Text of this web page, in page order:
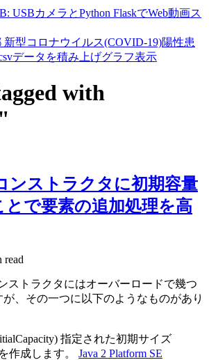
USBカメラとPython FlaskでWeb動画ス
新型コロナウイルス(COVID-19)陽性患
データを積み上げグラフ表示
with
ンストラクタに初期容量
とで要素の追加処理を高
read
ストラクタにはオーバーロードで幾つ
、その一つに以下のようなものがあり
指定された初期サイズ
作成します。 Java 2 Platform SE